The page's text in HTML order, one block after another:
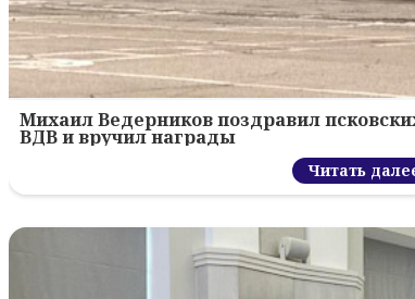
Михаил Ведерников поздравил
ВДВ и вручил награды
Читать